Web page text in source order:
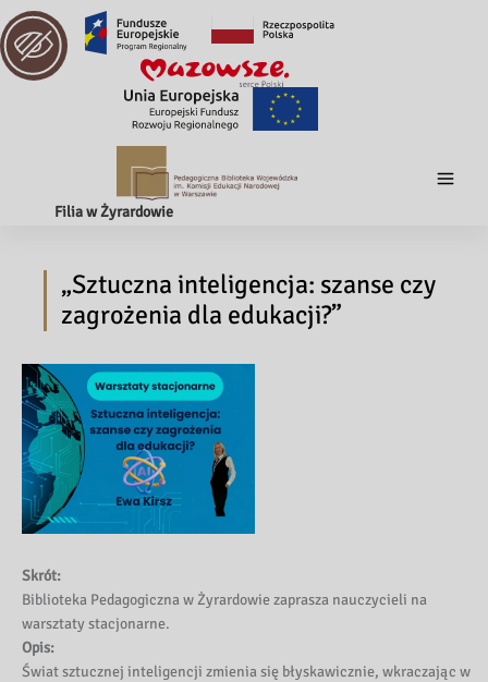
Filia w Żyrardowie
„Sztuczna inteligencja: szanse czy
zagrożenia dla edukacji?”
Skrót:
Biblioteka Pedagogiczna w Żyrardowie zaprasza nauczycieli na
warsztaty stacjonarne.
Opis:
Świat sztucznej inteligencji zmienia się błyskawicznie, wkraczając w